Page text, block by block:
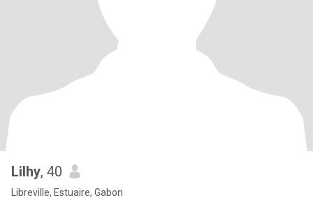
Lilhy, 40
Libreville, Estuaire, Gabon